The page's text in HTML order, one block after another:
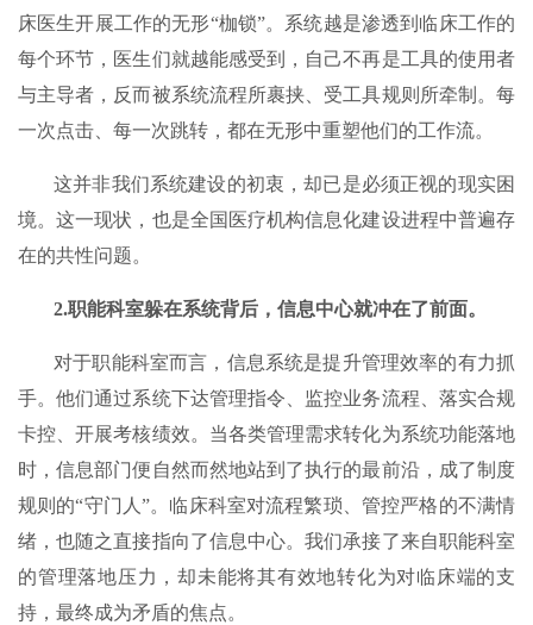
床医生开展工作的无形“枷锁”。系统越是渗透到临床工作的
每个环节，医生们就越能感受到，自己不再是工具的使用者
与主导者，反而被系统流程所裹挟、受工具规则所牵制。每
一次点击、每一次跳转，都在无形中重塑他们的工作流。
这并非我们系统建设的初衷，却已是必须正视的现实困
境。这一现状，也是全国医疗机构信息化建设进程中普遍存
在的共性问题。
2.职能科室躲在系统背后，信息中心就冲在了前面。
对于职能科室而言，信息系统是提升管理效率的有力抓
手。他们通过系统下达管理指令、监控业务流程、落实合规
卡控、开展考核绩效。当各类管理需求转化为系统功能落地
时，信息部门便自然而然地站到了执行的最前沿，成了制度
规则的“守门人”。临床科室对流程繁琐、管控严格的不满情
绪，也随之直接指向了信息中心。我们承接了来自职能科室
的管理落地压力，却未能将其有效地转化为对临床端的支
持，最终成为矛盾的焦点。